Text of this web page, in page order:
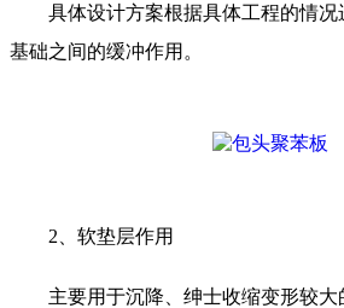
具体设计方案根据具体工程的情况
基础之间的缓冲作用。
2、软垫层作用
主要用于沉降、绅士收缩变形较大